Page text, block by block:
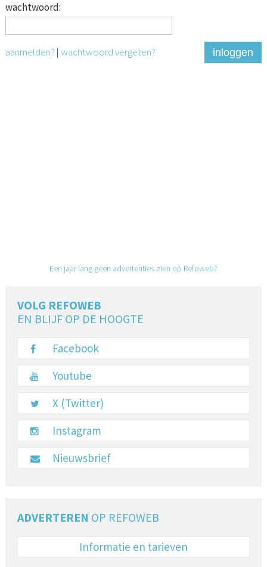
wachtwoord:
aanmelden? | wachtwoord vergeten? inloggen
Een jaar lang geen advertenties zien op Refoweb?
VOLG REFOWEB
EN BLIJF OP DE HOOGTE
Facebook
Youtube
X (Twitter)
Instagram
Nieuwsbrief
ADVERTEREN OP REFOWEB
Informatie en tarieven